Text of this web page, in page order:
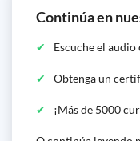
Continúa en
Escuche el
Obtenga un
¡Más de 5000